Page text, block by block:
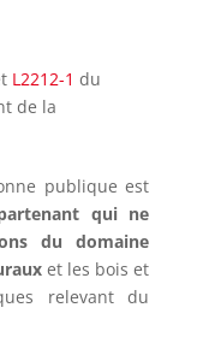
L2212-1 du
de la
publique est
qui ne
du domaine
et les bois et
relevant du